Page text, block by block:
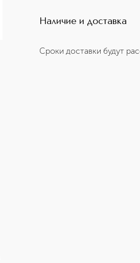
Наличие и доставка
Сроки доставки будут